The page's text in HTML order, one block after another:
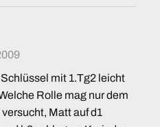
mit 1.Tg2 leicht
Rolle mag nur dem
Matt auf d1